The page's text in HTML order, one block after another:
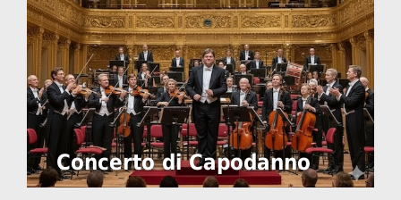
Concerto di Capodanno